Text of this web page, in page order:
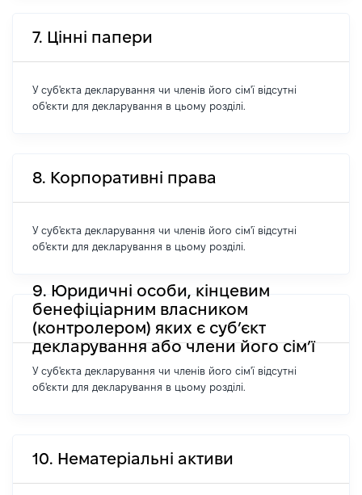
7. Цінні папери
У суб'єкта декларування чи членів його сім'ї відсутні
об'єкти для декларування в цьому розділі.
8. Корпоративні права
У суб'єкта декларування чи членів його сім'ї відсутні
об'єкти для декларування в цьому розділі.
9. Юридичні особи, кінцевим
бенефіціарним власником
(контролером) яких є суб’єкт
декларування або члени його сім’ї
У суб'єкта декларування чи членів його сім'ї відсутні
об'єкти для декларування в цьому розділі.
10. Нематеріальні активи